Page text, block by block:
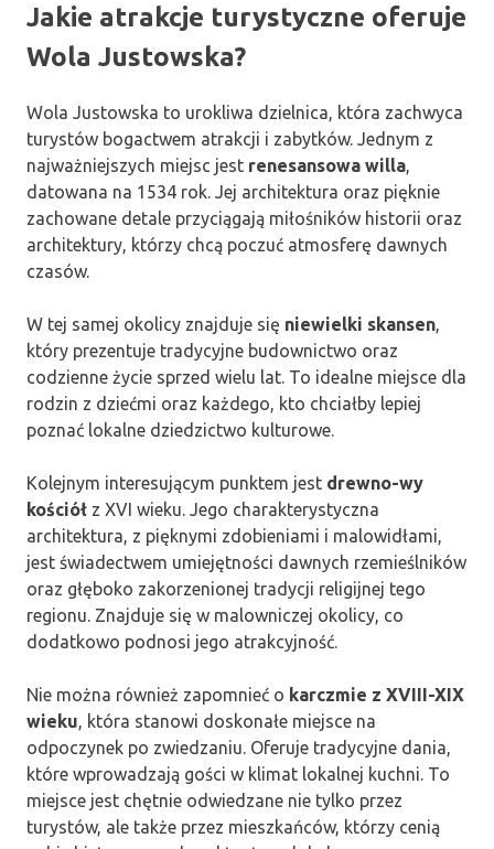
Jakie atrakcje turystyczne oferuje
Wola Justowska?
Wola Justowska to urokliwa dzielnica, która zachwyca
turystów bogactwem atrakcji i zabytków. Jednym z
najważniejszych miejsc jest renesansowa willa
datowana na 1534 rok. Jej architektura oraz pięknie
zachowane detale przyciągają miłośników historii oraz
architektury, którzy chcą poczuć atmosferę dawnych
czasów.
W tej samej okolicy znajduje się niewielki skansen
który prezentuje tradycyjne budownictwo oraz
codzienne życie sprzed wielu lat. To idealne miejsce dla
rodzin z dziećmi oraz każdego, kto chciałby lepiej
poznać lokalne dziedzictwo kulturowe.
Kolejnym interesującym punktem jest drewno-wy
kościół z XVI wieku. Jego charakterystyczna
architektura, z pięknymi zdobieniami i malowidłami,
jest świadectwem umiejętności dawnych rzemieślników
oraz głęboko zakorzenionej tradycji religijnej tego
regionu. Znajduje się w malowniczej okolicy, co
dodatkowo podnosi jego atrakcyjność.
Nie można również zapomnieć o karczmie z XVIII-XIX
wieku , która stanowi doskonałe miejsce na
odpoczynek po zwiedzaniu. Oferuje tradycyjne dania,
które wprowadzają gości w klimat lokalnej kuchni. To
miejsce jest chętnie odwiedzane nie tylko przez
turystów, ale także przez mieszkańców, którzy cenią